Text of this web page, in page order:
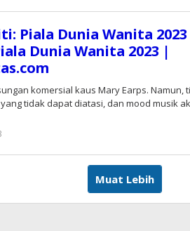
Piala Dunia Wanita 2023
Dunia Wanita 2023 |
komersial kaus Mary Earps. Namun,
tidak dapat diatasi, dan mood musik
Muat Lebih